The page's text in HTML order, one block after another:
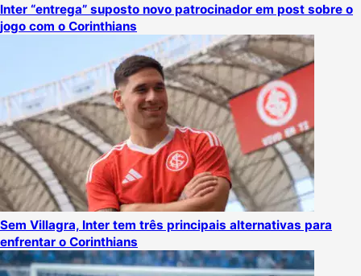
Inter “entrega” suposto novo patrocinador em post sobre o
jogo com o Corinthians
Sem Villagra, Inter tem três principais alternativas para
enfrentar o Corinthians